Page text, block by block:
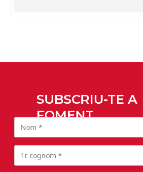
SUBSCRIU-TE A
FOMENT